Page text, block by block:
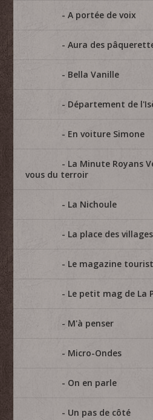
A portée de voix
Aura des
Bella Vanille
Département de
En voiture Simone
La Minute Royans
vous du terroir
La Nichoule
La place des villages
Le magazine
Le petit mag de La
M'à penser
Micro-Ondes
On en parle
Un pas de côté